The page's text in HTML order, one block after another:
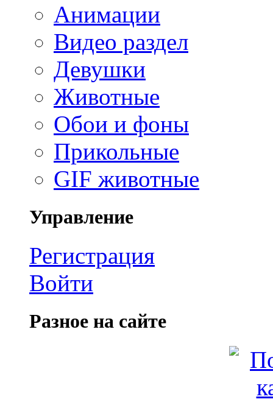
Анимации
Видео раздел
Девушки
Животные
Обои и фоны
Прикольные
GIF животные
Управление
Регистрация
Войти
Разное на сайте